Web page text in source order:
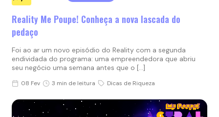
Reality Me Poupe! Conheça a nova lascada do
pedaço
Foi ao ar um novo episódio do Reality com a segunda
endividada do programa: uma empreendedora que abriu
seu negócio uma semana antes que o […]
08 Fev 3 min de leitura Dicas de Riqueza